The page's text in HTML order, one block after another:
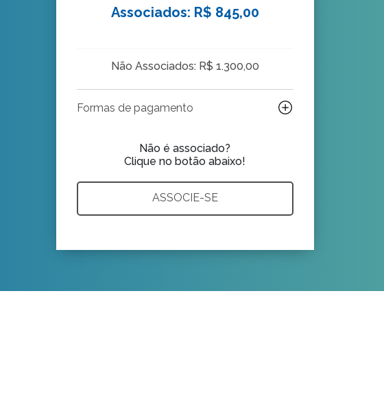
Associados: R$ 845,00
Não Associados: R$ 1.300,00
Formas de pagamento
Não é associado?
Clique no botão abaixo!
ASSOCIE-SE